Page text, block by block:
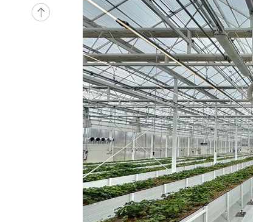
-15519초 전 >
[속보]산업장관 "美무역법 제301조 과잉생산 결과
[속보]코스피 매도사이드카 발동…4%대 급락
[속보]전남광주 초대 시민추천 부시장에 백승주·윤
서울 열대야 15일째 지속…비공식 '초열대야' 30도
[속보]코스닥, 2.15포인트(0.27%) 내린 797.44
[속보]코스피, 119.51포인트(1.81%) 내린
6월 경상수지 497.3억 달러…두 달 연속 사상 최대
서울 낮 39도 '폭염중대경보'…40도 관측 가능성도
미 워싱턴주 스포캔 시의 통제불능 3개 산불, 방화선
[속보] 호르무즈 해협 이란-오만 협상 기대속 뉴욕증시
[속보] 이란 대통령 "지금 최고지도자와 소통하기가 매
[속보] "이란-오만, 호르무즈 해협 통행 항로 합의" 이